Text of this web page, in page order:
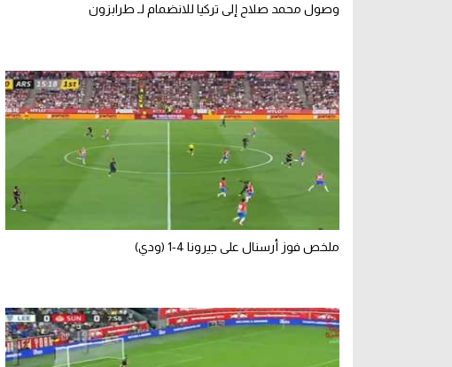
وصول محمد صلاح إلى تركيا للانضمام لـ طرابزون
ملخص فوز أرسنال على جيرونا 4-1 (ودي)